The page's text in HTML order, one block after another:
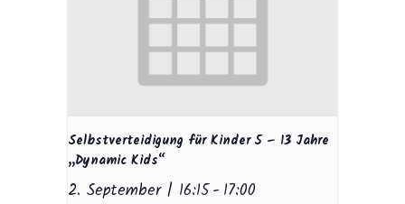
Selbstverteidigung für Kinder 5 – 13 Jahre
„Dynamic Kids“
2. September | 16:15-17:00